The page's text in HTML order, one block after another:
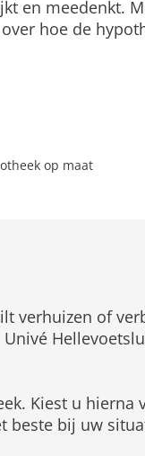
en meedenkt.
hoe de
op maat
verhuizen of
Kiest u hierna
beste bij uw